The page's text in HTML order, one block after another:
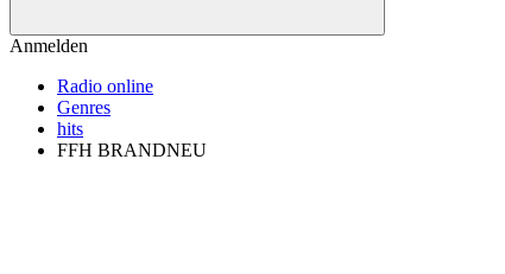
Anmelden
Radio online
Genres
hits
FFH BRANDNEU